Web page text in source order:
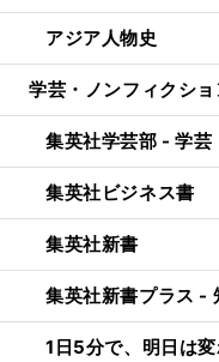
アジア人物史
学芸・ノンフィクシ
集英社学芸部 - 学芸
集英社ビジネス書
集英社新書
集英社新書プラス -
1日5分で、明日は